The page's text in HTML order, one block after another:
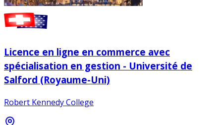
Licence en ligne en commerce avec
spécialisation en gestion - Université de
Salford (Royaume-Uni)
Robert Kennedy College